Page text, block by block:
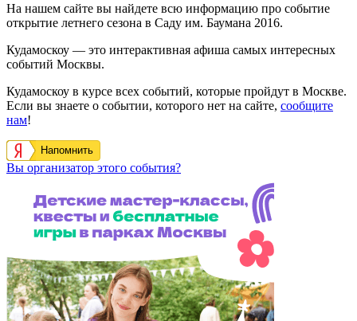
На нашем сайте вы найдете всю информацию про событие
открытие летнего сезона в Саду им. Баумана 2016.
Кудамоскоу — это интерактивная афиша самых интересных
событий Москвы.
Кудамоскоу в курсе всех событий, которые пройдут в Москве.
Если вы знаете о событии, которого нет на сайте, сообщите
нам!
Напомнить
Вы организатор этого события?